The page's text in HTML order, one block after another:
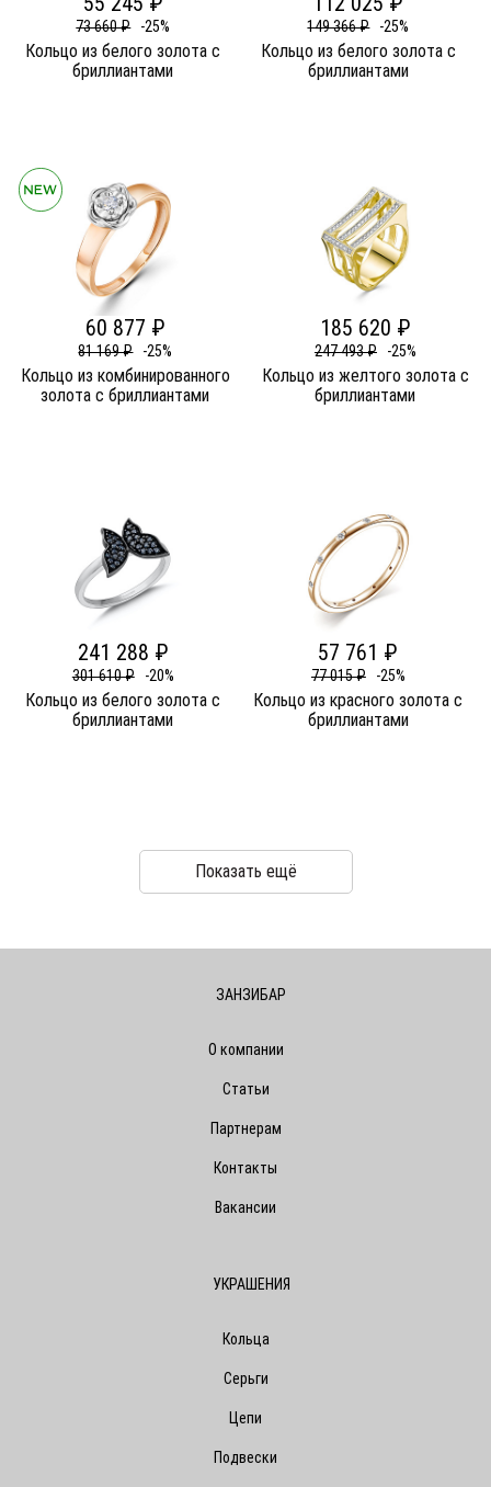
73 660 ₽ -25%
Кольцо из белого золота c
бриллиантами
149 366 ₽ -25%
Кольцо из белого золота c
бриллиантами
60 877 ₽
81 169 ₽ -25%
Кольцо из комбинированного
золота c бриллиантами
185 620 ₽
247 493 ₽ -25%
Кольцо из желтого золота c
бриллиантами
241 288 ₽
301 610 ₽ -20%
Кольцо из белого золота c
бриллиантами
57 761 ₽
77 015 ₽ -25%
Кольцо из красного золота c
бриллиантами
Показать ещё
ЗАНЗИБАР
О компании
Статьи
Партнерам
Контакты
Вакансии
УКРАШЕНИЯ
Кольца
Серьги
Цепи
Подвески